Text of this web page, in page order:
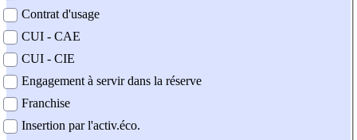
Contrat d'usage
CUI - CAE
CUI - CIE
Engagement à servir dans la réserve
Franchise
Insertion par l'activ.éco.